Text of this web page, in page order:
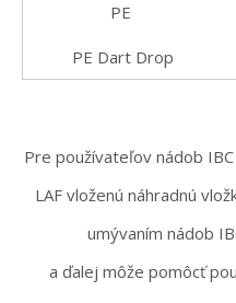
PE
PE Dart Drop
Pre používateľov nádob
LAF vloženú náhradnú
umývaním nádob
a ďalej môže pomôcť